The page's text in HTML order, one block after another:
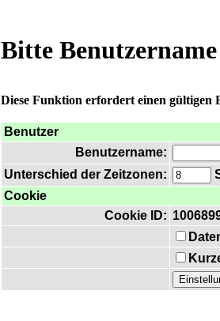
Bitte
Diese Funktion erfordert einen gültigen
Benutzer
Benutzername:
Unterschied der Zeitzonen:
Cookie
Cookie ID: